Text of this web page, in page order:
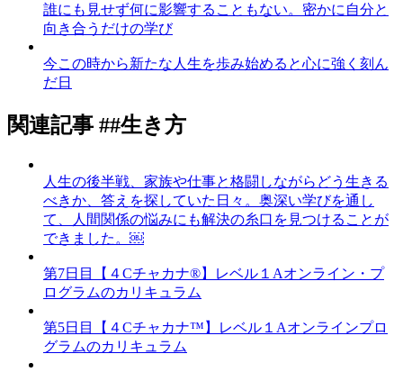
誰にも見せず何に影響することもない。密かに自分と
向き合うだけの学び
今この時から新たな人生を歩み始めると心に強く刻ん
だ日
関連記事 ##生き方
人生の後半戦、家族や仕事と格闘しながらどう生きる
べきか、答えを探していた日々。奥深い学びを通し
て、人間関係の悩みにも解決の糸口を見つけることが
できました。￼
第7日目【４Cチャカナ®】レベル１Aオンライン・プ
ログラムのカリキュラム
第5日目【４Cチャカナ™️】レベル１Aオンラインプロ
グラムのカリキュラム